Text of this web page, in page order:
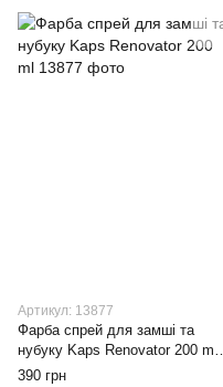
Артикул: 13877
Фарба спрей для замші та
нубуку Kaps Renovator 200 ml,
clear
390 грн